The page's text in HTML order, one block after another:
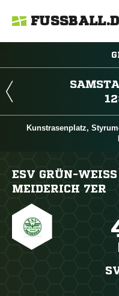
Kunstrasenplatz,
ESV GRÜN-WEISS
EIDERICH 7ER